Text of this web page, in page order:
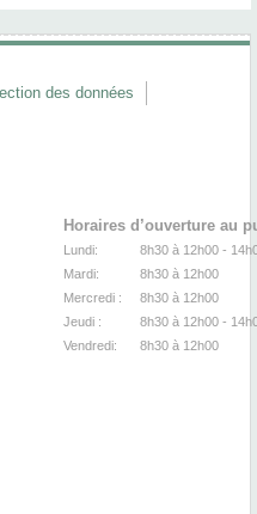
des données
Horaires d’ouverture au
Lundi:
8h30 à 12h00 -
Mardi:
8h30 à
Mercredi :
8h30 à
Jeudi :
8h30 à 12h00 -
Vendredi:
8h30 à